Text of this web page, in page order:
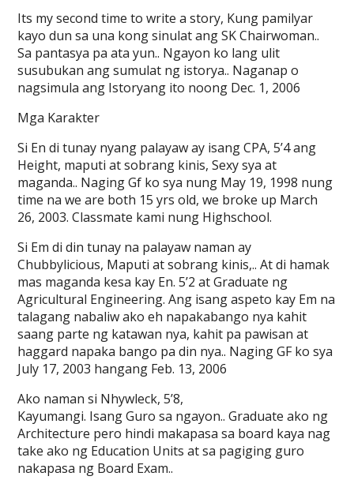
Its my second time to write a story, Kung pamilyar
kayo dun sa una kong sinulat ang SK Chairwoman..
Sa pantasya pa ata yun.. Ngayon ko lang ulit
susubukan ang sumulat ng istorya.. Naganap o
nagsimula ang Istoryang ito noong Dec. 1, 2006
Mga Karakter
Si En di tunay nyang palayaw ay isang CPA, 5’4 ang
Height, maputi at sobrang kinis, Sexy sya at
maganda.. Naging Gf ko sya nung May 19, 1998 nung
time na we are both 15 yrs old, we broke up March
26, 2003. Classmate kami nung Highschool.
Si Em di din tunay na palayaw naman ay
Chubbylicious, Maputi at sobrang kinis,.. At di hamak
mas maganda kesa kay En. 5’2 at Graduate ng
Agricultural Engineering. Ang isang aspeto kay Em na
talagang nabaliw ako eh napakabango nya kahit
saang parte ng katawan nya, kahit pa pawisan at
haggard napaka bango pa din nya.. Naging GF ko sya
July 17, 2003 hangang Feb. 13, 2006
Ako naman si Nhywleck, 5’8,
Kayumangi. Isang Guro sa ngayon.. Graduate ako ng
Architecture pero hindi makapasa sa board kaya nag
take ako ng Education Units at sa pagiging guro
nakapasa ng Board Exam..